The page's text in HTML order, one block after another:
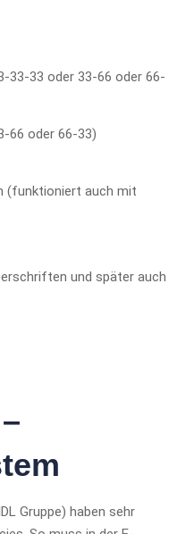
33-33 oder 33-66 oder 66-
66 oder 66-33)
(funktioniert auch mit
und später auch
Gruppe) haben sehr